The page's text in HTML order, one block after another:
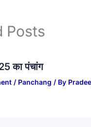
Posts
का पंचांग
/ Panchang / By